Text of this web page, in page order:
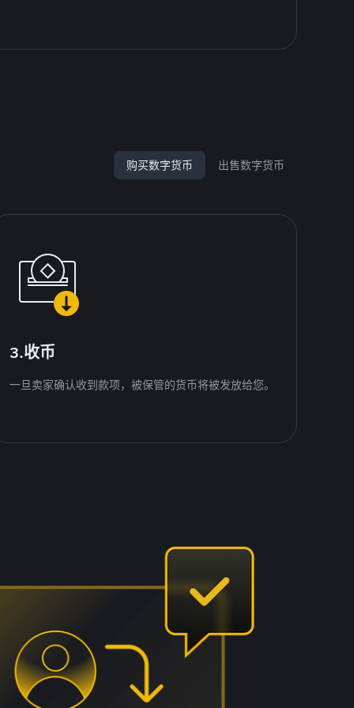
购买数字货币 出售数字货币
3.收币
一旦卖家确认收到款项，被保管的货币将被发放给您。